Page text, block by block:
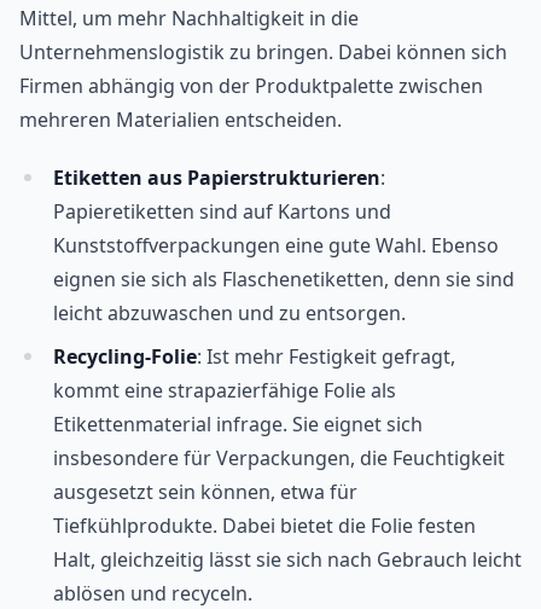
Mittel, um mehr Nachhaltigkeit in die
Unternehmenslogistik zu bringen. Dabei können sich
Firmen abhängig von der Produktpalette zwischen
mehreren Materialien entscheiden.
Etiketten aus Papierstrukturieren:
Papieretiketten sind auf Kartons und
Kunststoffverpackungen eine gute Wahl. Ebenso
eignen sie sich als Flaschenetiketten, denn sie sind
leicht abzuwaschen und zu entsorgen.
Recycling-Folie: Ist mehr Festigkeit gefragt,
kommt eine strapazierfähige Folie als
Etikettenmaterial infrage. Sie eignet sich
insbesondere für Verpackungen, die Feuchtigkeit
ausgesetzt sein können, etwa für
Tiefkühlprodukte. Dabei bietet die Folie festen
Halt, gleichzeitig lässt sie sich nach Gebrauch leicht
ablösen und recyceln.